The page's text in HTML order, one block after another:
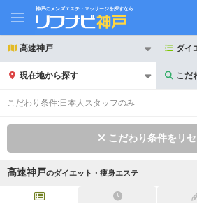
神戸のメンズエステ・マッサージを探すなら
高速神戸 ダイ
現在地から探す こだ
こだ
こだわり条件: 日本人スタッフのみ
こだわり条件をリセ
高速神戸のダイエット・痩身エステ